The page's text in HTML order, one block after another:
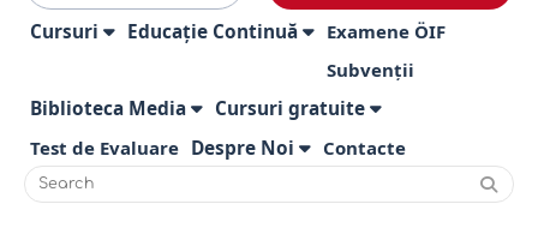
Cursuri Educație Continuă
Examene ÖIF
Subvenții
Biblioteca Media Cursuri gratuite
Test de Evaluare Despre Noi Contacte